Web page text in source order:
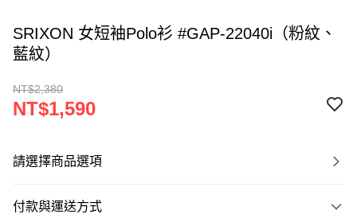
SRIXON 女短袖Polo衫 #GAP-22040i（粉紋、
藍紋）
NT$2,380
NT$1,590
請選擇商品選項
付款與運送方式